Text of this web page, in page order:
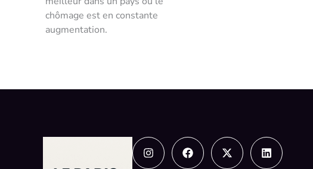
chômage est en constante
augmentation.
InstagramFacebookX-
twitter
Linkedin